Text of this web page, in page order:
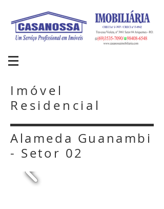
Imóvel
Residencial
Alameda Guanambi
- Setor 02